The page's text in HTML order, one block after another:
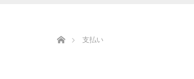
支払い